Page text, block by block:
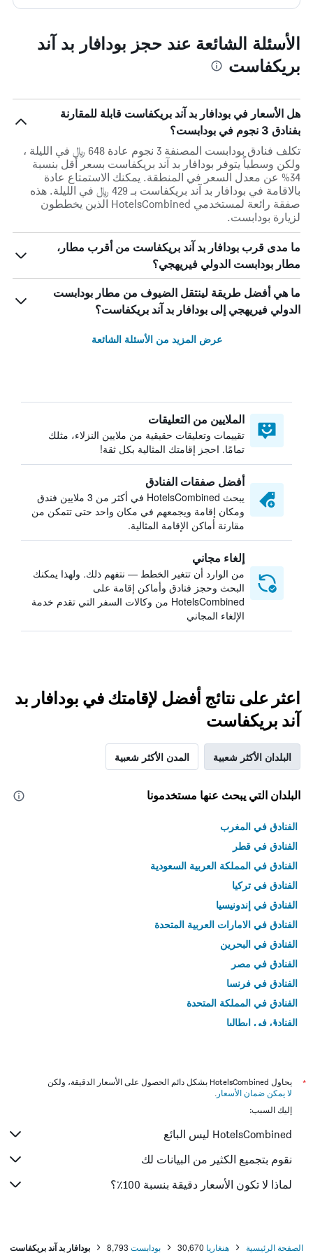
الأسئلة الشائعة عند حجز بودافار بد آند
بريكفاست
هل الأسعار في بودافار بد آند بريكفاست قابلة للمقارنة
بفنادق 3 نجوم في بودابست؟
تكلف فنادق بودابست المصنفة 3 نجوم عادة 648 ﷼ في الليلة ،
ولكن وسطياً يتوفر بودافار بد آند بريكفاست بسعر أقل بنسبة
34% عن معدل السعر في المنطقة. يمكنك الاستمتاع عادة
بالاقامة في بودافار بد آند بريكفاست بـ 429 ﷼ في الليلة. هذه
صفقة رائعة لمستخدمي HotelsCombined الذين يخططون
لزيارة بودابست.
ما مدى قرب بودافار بد آند بريكفاست من أقرب مطار،
مطار بودابست الدولي فيريهجي؟
ما هي أفضل طريقة لينتقل الضيوف من مطار بودابست
الدولي فيريهجي إلى بودافار بد آند بريكفاست؟
عرض المزيد من الأسئلة الشائعة
الملايين من التعليقات
تقييمات وتعليقات حقيقية من ملايين النزلاء، مثلك
تمامًا. احجز إقامتك المثالية بكل ثقة!
أفضل صفقات الفنادق
يبحث HotelsCombined في أكثر من 3 ملايين فندق
ومكان إقامة ويجمعهم في مكان واحد حتى تتمكن من
مقارنة أماكن الإقامة المثالية.
إلغاء مجاني
من الوارد أن تتغير الخطط — نتفهم ذلك. ولهذا يمكنك
البحث وحجز فنادق وأماكن إقامة على
HotelsCombined من وكالات السفر التي تقدم خدمة
الإلغاء المجاني
اعثر على نتائج أفضل لإقامتك في بودافار بد
آند بريكفاست
البلدان الأكثر شعبية المدن الأكثر شعبية
البلدان التي يبحث عنها مستخدمونا
الفنادق في المغرب
الفنادق في قطر
الفنادق في المملكة العربية السعودية
الفنادق في تركيا
الفنادق في إندونيسيا
الفنادق في الامارات العربية المتحدة
الفنادق في البحرين
الفنادق في مصر
الفنادق في فرنسا
الفنادق في المملكة المتحدة
الفنادق في إيطاليا
*
يحاول HotelsCombined بشكل دائم الحصول على الأسعار الدقيقة، ولكن
لا يمكن ضمان الأسعار .
إليك السبب:
HotelsCombined ليس البائع
نقوم بتجميع الكثير من البيانات لك
لماذا لا تكون الأسعار دقيقة بنسبة 100٪؟
الصفحة الرئيسية هنغاريا 30,670 بودابست 8,793 بودافار بد آند بريكفاست